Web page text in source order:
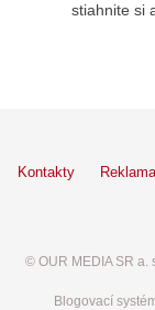
stiahnite si
Kontakty Reklama
© OUR MEDIA SR a.
Blogovací